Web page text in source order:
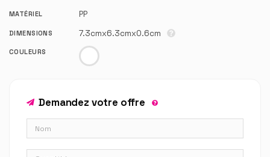
MATÉRIEL PP
DIMENSIONS 7.3cmx6.3cmx0.6cm
COULEURS
Demandez votre offre